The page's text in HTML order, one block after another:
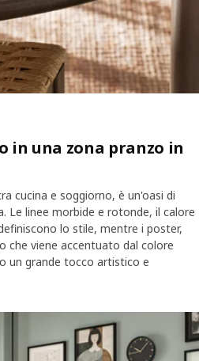
una zona pranzo in
cucina e soggiorno, è un'oasi di
Le linee morbide e rotonde, il calore
lo stile, mentre i poster,
che viene accentuato dal colore
un grande tocco artistico e